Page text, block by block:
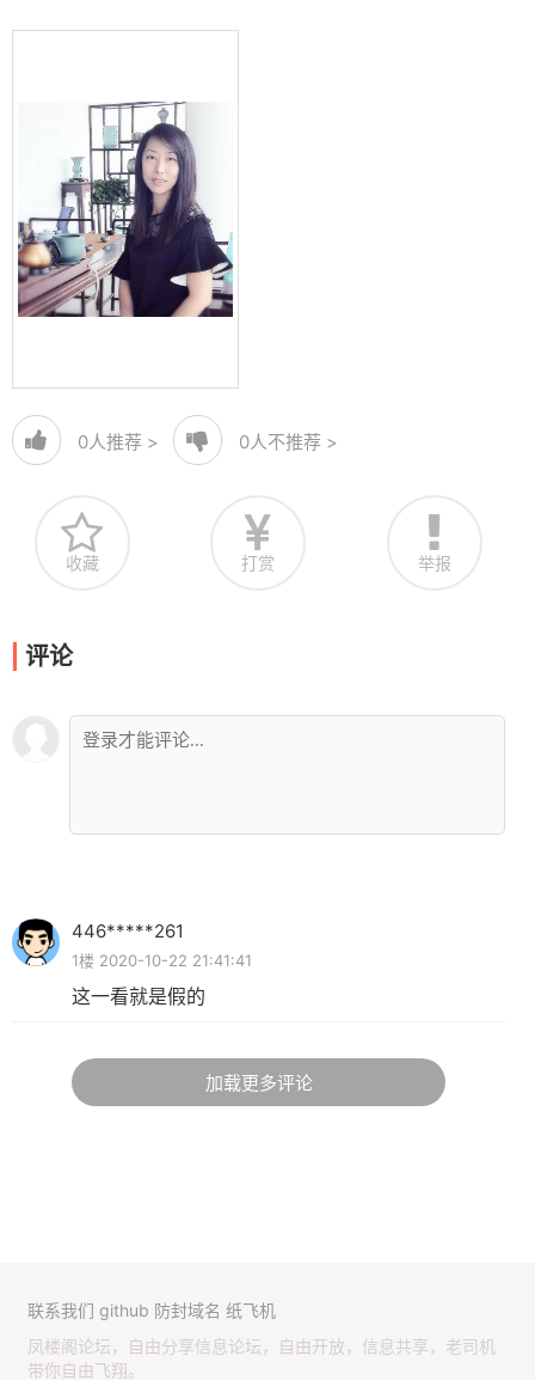
0人推荐 > 0人不推荐 >
收藏 打赏 举报
评论
446*****261
1楼 2020-10-22 21:41:41
这一看就是假的
加载更多评论
联系我们 github 防封域名 纸飞机
凤楼阁论坛，自由分享信息论坛，自由开放，信息共享，老司机
带你自由飞翔。